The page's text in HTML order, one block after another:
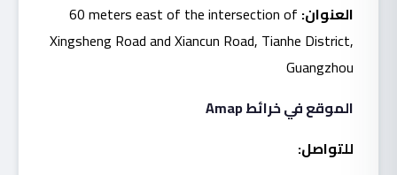
العنوان: 60 meters east of the intersection of
Xingsheng Road and Xiancun Road, Tianhe District,
Guangzhou
الموقع في خرائط Amap
للتواصل: